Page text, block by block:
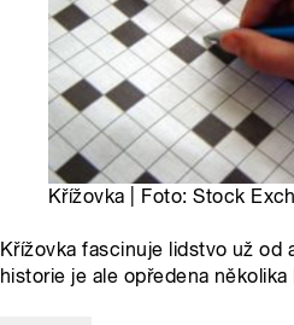
Křížovka | Foto: Stock
Křížovka fascinuje lidstvo už od
historie je ale opředena několika